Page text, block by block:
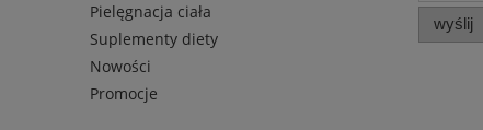
Pielęgnacja ciała
Suplementy diety
Nowości
Promocje
wyślij